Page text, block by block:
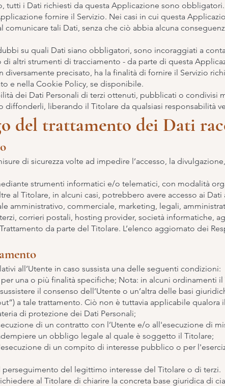
tutti i Dati richiesti da questa Applicazione sono
fornire il Servizio. Nei casi in cui questa
comunicare tali Dati, senza che ciò abbia alcuna
su quali Dati siano obbligatori, sono incoraggiati a
di altri strumenti di tracciamento - da parte di questa
diversamente precisato, ha la finalità di fornire il Servizio
e nella Cookie Policy, se disponibile.
dei Dati Personali di terzi ottenuti, pubblicati o condivisi
liberando il Titolare da qualsiasi responsabilità
del trattamento dei Dati
di sicurezza volte ad impedire l’accesso, la
strumenti informatici e/o telematici, con modalità
al Titolare, in alcuni casi, potrebbero avere accesso ai
amministrativo, commerciale, marketing, legali,
corrieri postali, hosting provider, società informatiche,
da parte del Titolare. L’elenco aggiornato dei
all’Utente in caso sussista una delle seguenti condizioni:
una o più finalità specifiche; Nota: in alcuni ordinamenti
il consenso dell’Utente o un’altra delle basi
a tale trattamento. Ciò non è tuttavia applicabile
di protezione dei Dati Personali;
di un contratto con l’Utente e/o all'esecuzione di
un obbligo legale al quale è soggetto il Titolare;
di un compito di interesse pubblico o per
perseguimento del legittimo interesse del Titolare o di terzi.
al Titolare di chiarire la concreta base giuridica di